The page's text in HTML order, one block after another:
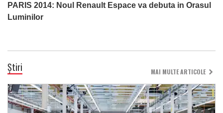
PARIS 2014: Noul Renault Espace va debuta in Orasul
Luminilor
Știri MAI MULTE ARTICOLE